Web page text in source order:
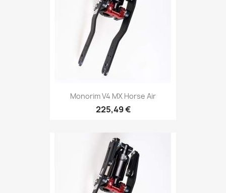
Monorim V4 MX Horse Air
225,49 €